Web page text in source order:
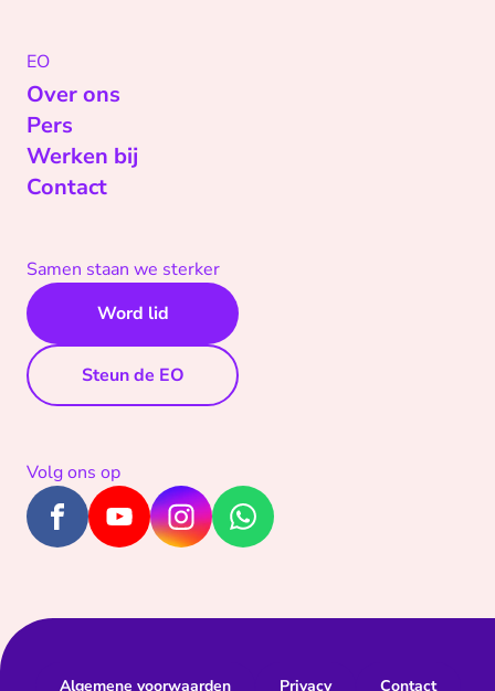
EO
Over ons
Pers
Werken bij
Contact
Samen staan we sterker
Word lid
Steun de EO
Volg ons op
Algemene voorwaarden Privacy Contact